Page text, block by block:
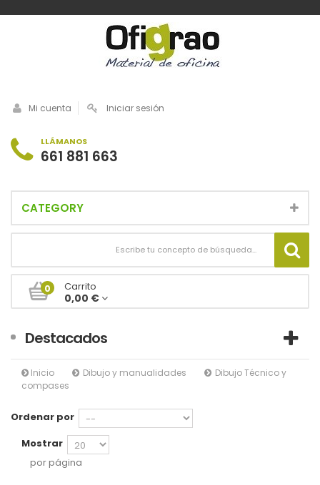
Mi cuenta Iniciar sesión
LLÁMANOS
661 881 663
CATEGORY
0 Carrito
0,00 €
Destacados
Inicio Dibujo y manualidades
Dibujo Técnico y
compases
Ordenar por
Mostrar
por página